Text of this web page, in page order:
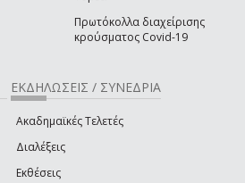
Πρωτόκολλα διαχείρισης
κρούσματος Covid-19
ΕΚΔΗΛΩΣΕΙΣ / ΣΥΝΕΔΡΙΑ
Ακαδημαϊκές Τελετές
Διαλέξεις
Εκθέσεις